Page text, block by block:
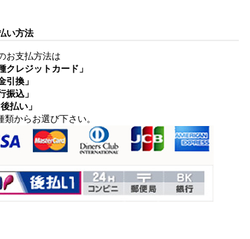
い方法
お支払方法は
クレジットカード」
引換」
振込」
後払い」
類からお選び下さい。